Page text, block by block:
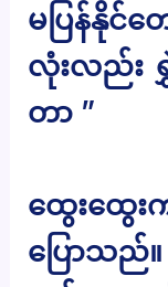
မပြန်နိုင်
လုံးလည်း
တာ ”
ထွေးထွေး
ပြောသည်